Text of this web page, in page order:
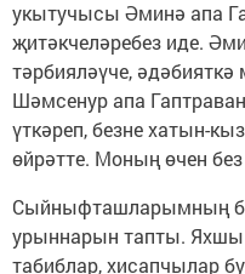
укытучысы Әминә апа
җитәкчеләребез иде.
тәрбияләүче,
Шәмсенур апа
үткәреп, безне хатын-
өйрәтте. Моның өчен
Сыйныфташларымның
урыннарын тапты. Яхшы
табиблар, хисапчылар